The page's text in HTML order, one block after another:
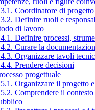
Coordinatore di progetto
Definire ruoli e
di lavoro
Definire processi,
Curare la
Organizzare tavoli
Prendere decisioni
progettuale
Organizzare il progetto
Comprendere il